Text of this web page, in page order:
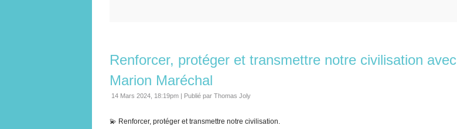
Renforcer, protéger et transmettre notre civilisation avec
Marion Maréchal
14 Mars 2024, 18:19pm | Publié par Thomas Joly
💫 Renforcer, protéger et transmettre notre civilisation.